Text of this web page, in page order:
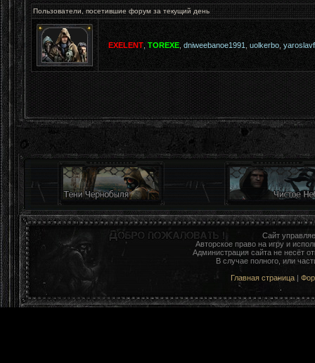
Пользователи, посетившие форум за текущий день
EXELENT ,TOREXE dniweebanoe1991 ,uolkerbo
Сайт
Авторское право на игру и
Администрация сайта не несёт
В случае полного, или
Главная страница |